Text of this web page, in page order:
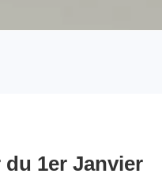
1er Janvier